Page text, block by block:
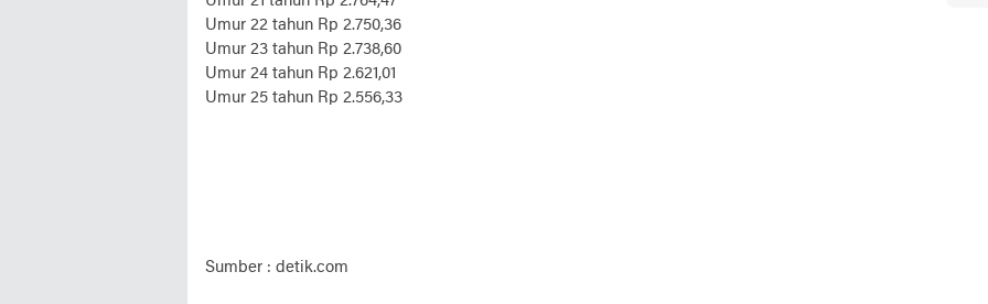
Umur 22 tahun Rp 2.750,36
Umur 23 tahun Rp 2.738,60
Umur 24 tahun Rp 2.621,01
Umur 25 tahun Rp 2.556,33
Sumber : detik.com